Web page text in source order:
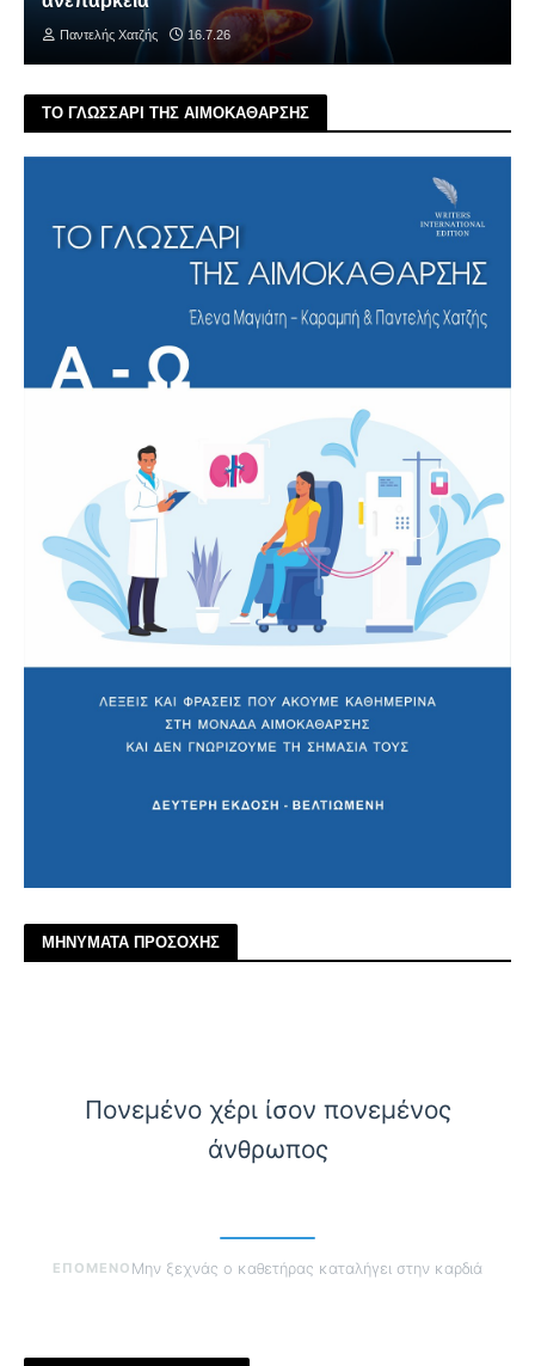
Παντελής Χατζής 16.7.26
ΤΟ ΓΛΩΣΣΑΡΙ ΤΗΣ ΑΙΜΟΚΑΘΑΡΣΗΣ
ΜΗΝΥΜΑΤΑ ΠΡΟΣΟΧΗΣ
Πονεμένο χέρι ίσον πονεμένος
άνθρωπος
ΕΠΟΜΕΝΟ Μην ξεχνάς ο καθετήρας καταλήγει στην καρδιά